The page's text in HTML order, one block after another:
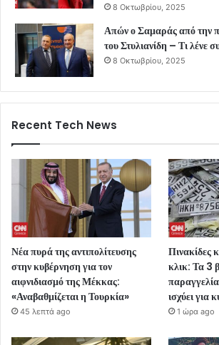
8 Οκτωβρίου, 2025
Απών ο Σαμαράς από την
του Στυλιανίδη – Τι λένε
8 Οκτωβρίου, 2025
Recent Tech News
Νέα πυρά της αντιπολίτευσης
στην κυβέρνηση για τον
αιφνιδιασμό της Μέκκας:
«Αναβαθμίζεται η Τουρκία»
45 λεπτά ago
Πινακίδες
κλικ: Τα 3
ισχύει για
1 ώρα ago